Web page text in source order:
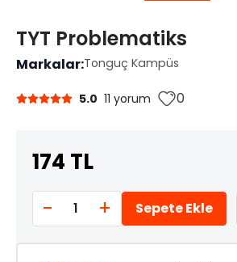
TYT Problematiks
Markalar:Tonguç Kampüs
5.0 11 yorum 0
174 TL
- 1 + Sepete Ekle